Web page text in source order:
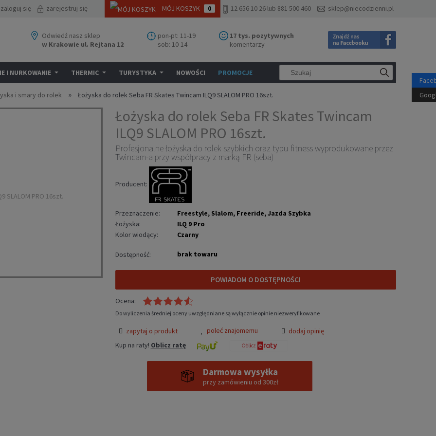
12 656 10 26 lub 881 500 460 sklep@niecodzienni.pl
MÓJ KOSZYK 0
zaloguj się zarejestruj się
Odwiedź nasz sklep
w Krakowie ul. Rejtana 12
pon-pt: 11-19
sob: 10-14
17 tys. pozytywnych
komentarzy
I NURKOWANIE THERMIC TURYSTYKA NOWOŚCI PROMOCJE
i smary do rolek » Łożyska do rolek Seba FR Skates Twincam ILQ9 SLALOM PRO 16szt.
Łożyska do rolek Seba FR Skates Twincam
ILQ9 SLALOM PRO 16szt.
Profesjonalne łożyska do rolek szybkich oraz typu fitness wyprodukowane przez
Twincam-a przy współpracy z marką FR (seba)
Producent:
Przeznaczenie:
Freestyle, Slalom, Freeride, Jazda Szybka
Łożyska:
ILQ 9 Pro
Kolor wiodący:
Czarny
Dostępność: brak towaru
POWIADOM O DOSTĘPNOŚCI
Ocena:
Do wyliczenia średniej oceny uwzględniane są wyłącznie opinie niezweryfikowane
zapytaj o produkt poleć znajomemu
dodaj opinię
Kup na raty! Oblicz ratę
Darmowa wysyłka
przy zamówieniu od 300zł